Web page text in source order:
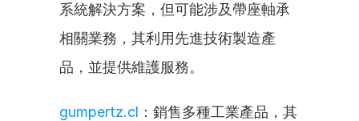
系統解決方案，但可能涉及帶座軸承
相關業務，其利用先進技術製造產
品，並提供維護服務。
gumpertz.cl ：銷售多種工業產品，其